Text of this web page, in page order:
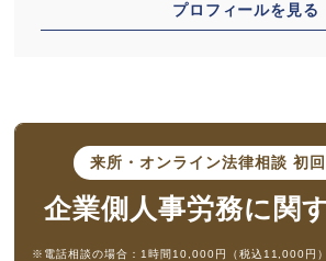
プロフィールを見る
来所・オンライン法律相談 初
企業側人事労務に 関
※電話相談の場合：1時間10,000円（税込11,000円）